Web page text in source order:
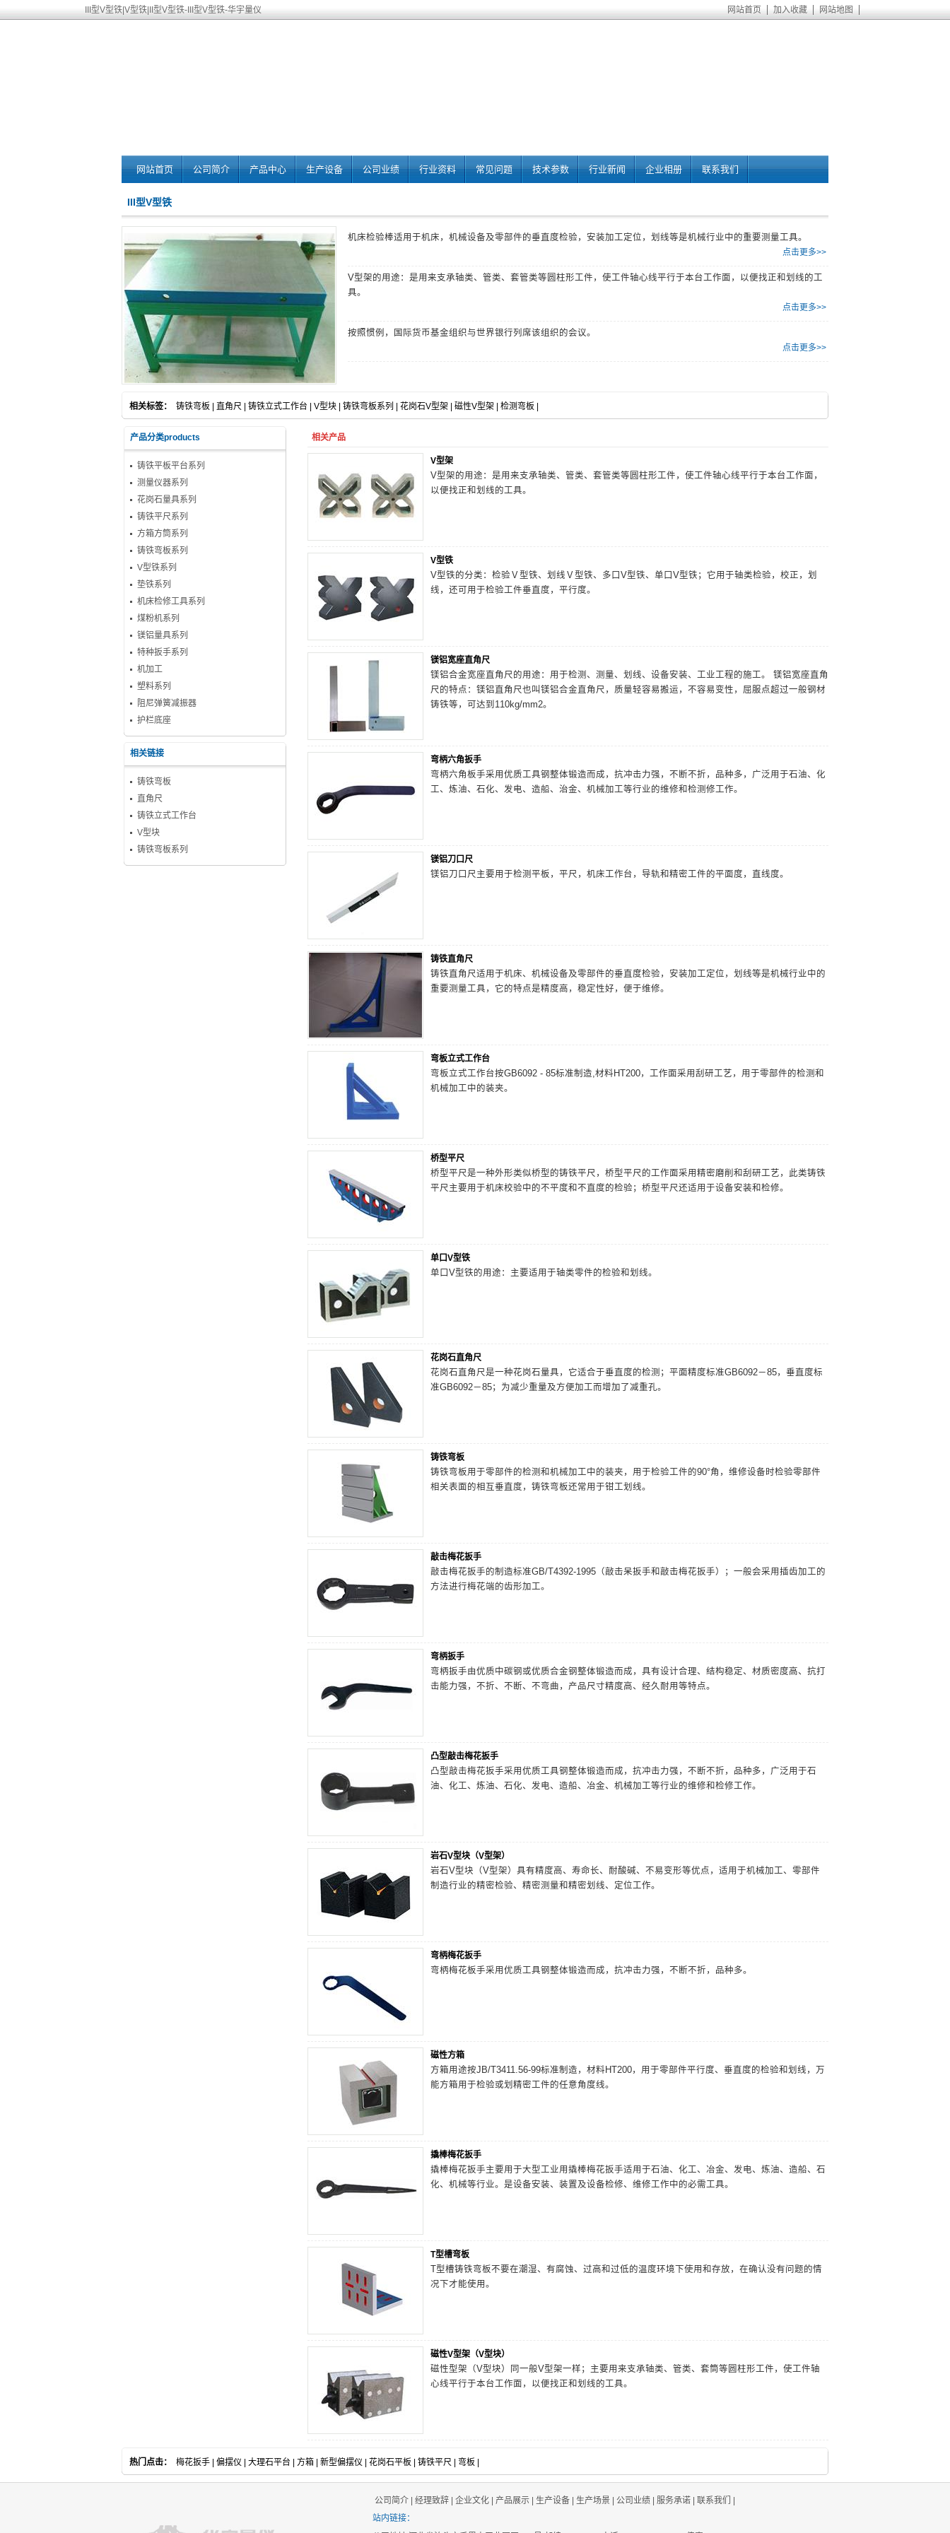
III型V型铁|V型铁|II型V型铁-III型V型铁-华宇量仪 网站首页 加入收藏 网站地图
网站首页 公司简介 产品中心 生产设备 公司业绩 行业资料 常见问题 技术参数 行业新闻 企业相册 联系我们
III型V型铁
机床检验棒适用于机床，机械设备及零部件的垂直度检验，安装加工定位，划线等是机械行业中的重要测量工具。
点击更多>>
V型架的用途：是用来支承轴类、管类、套管类等圆柱形工件，使工件轴心线平行于本台工作面，以便找正和划线的工
具。
点击更多>>
按照惯例，国际货币基金组织与世界银行列席该组织的会议。
点击更多>>
相关标签： 铸铁弯板 直角尺 铸铁立式工作台 V型块 铸铁弯板系列 花岗石V型架 磁性V型架 检测弯板
相关产品
V型架
V型架的用途：是用来支承轴类、管类、套管类等圆柱形工件，使工件轴心线平行于本台工作面，
以便找正和划线的工具。
V型铁
V型铁的分类：检验Ｖ型铁、划线Ｖ型铁、多口V型铁、单口V型铁；它用于轴类检验，校正，划
线，还可用于检验工件垂直度，平行度。
镁铝宽座直角尺
镁铝合金宽座直角尺的用途：用于检测、测量、划线、设备安装、工业工程的施工。 镁铝宽座直角
尺的特点：镁铝直角尺也叫镁铝合金直角尺，质量轻容易搬运，不容易变性，屈服点超过一般钢材
铸铁等，可达到110kg/mm2。
弯柄六角扳手
弯柄六角板手采用优质工具钢整体锻造而成，抗冲击力强，不断不折，品种多，广泛用于石油、化
工、炼油、石化、发电、造船、治金、机械加工等行业的维修和检测修工作。
镁铝刀口尺
镁铝刀口尺主要用于检测平板，平尺，机床工作台，导轨和精密工件的平面度，直线度。
铸铁直角尺
铸铁直角尺适用于机床、机械设备及零部件的垂直度检验，安装加工定位，划线等是机械行业中的
重要测量工具，它的特点是精度高，稳定性好，便于维修。
弯板立式工作台
弯板立式工作台按GB6092 - 85标准制造,材料HT200，工作面采用刮研工艺，用于零部件的检测和
机械加工中的装夹。
桥型平尺
桥型平尺是一种外形类似桥型的铸铁平尺，桥型平尺的工作面采用精密磨削和刮研工艺，此类铸铁
平尺主要用于机床校验中的不平度和不直度的检验；桥型平尺还适用于设备安装和检修。
单口V型铁
单口V型铁的用途：主要适用于轴类零件的检验和划线。
花岗石直角尺
花岗石直角尺是一种花岗石量具，它适合于垂直度的检测；平面精度标准GB6092－85，垂直度标
准GB6092－85；为减少重量及方便加工而增加了减重孔。
铸铁弯板
铸铁弯板用于零部件的检测和机械加工中的装夹，用于检验工件的90°角，维修设备时检验零部件
相关表面的相互垂直度，铸铁弯板还常用于钳工划线。
敲击梅花扳手
敲击梅花扳手的制造标准GB/T4392-1995（敲击呆扳手和敲击梅花扳手）；一般会采用插齿加工的
方法进行梅花端的齿形加工。
弯柄扳手
弯柄扳手由优质中碳钢或优质合金钢整体锻造而成，具有设计合理、结构稳定、材质密度高、抗打
击能力强，不折、不断、不弯曲，产品尺寸精度高、经久耐用等特点。
凸型敲击梅花扳手
凸型敲击梅花扳手采用优质工具钢整体锻造而成，抗冲击力强，不断不折，品种多，广泛用于石
油、化工、炼油、石化、发电、造船、冶金、机械加工等行业的维修和检修工作。
岩石V型块（V型架）
岩石V型块（V型架）具有精度高、寿命长、耐酸碱、不易变形等优点，适用于机械加工、零部件
制造行业的精密检验、精密测量和精密划线、定位工作。
弯柄梅花扳手
弯柄梅花板手采用优质工具钢整体锻造而成，抗冲击力强，不断不折，品种多。
磁性方箱
方箱用途按JB/T3411.56-99标准制造，材料HT200，用于零部件平行度、垂直度的检验和划线，万
能方箱用于检验或划精密工件的任意角度线。
撬棒梅花扳手
撬棒梅花扳手主要用于大型工业用撬棒梅花扳手适用于石油、化工、冶金、发电、炼油、造船、石
化、机械等行业。是设备安装、装置及设备检修、维修工作中的必需工具。
T型槽弯板
T型槽铸铁弯板不要在潮湿、有腐蚀、过高和过低的温度环境下使用和存放，在确认没有问题的情
况下才能使用。
磁性V型架（V型块）
磁性型架（V型块）同一般V型架一样；主要用来支承轴类、管类、套筒等圆柱形工件，使工件轴
心线平行于本台工作面，以便找正和划线的工具。
产品分类products
铸铁平板平台系列
测量仪器系列
花岗石量具系列
铸铁平尺系列
方箱方筒系列
铸铁弯板系列
V型铁系列
垫铁系列
机床检修工具系列
煤粉机系列
镁铝量具系列
特种扳手系列
机加工
塑料系列
阻尼弹簧减振器
护栏底座
相关链接
铸铁弯板
直角尺
铸铁立式工作台
V型块
铸铁弯板系列
热门点击： 梅花扳手 偏摆仪 大理石平台 方箱 新型偏摆仪 花岗石平板 铸铁平尺 弯板
公司简介 经理致辞 企业文化 产品展示 生产设备 生产场景 公司业绩 服务承诺 联系我们
站内链接：